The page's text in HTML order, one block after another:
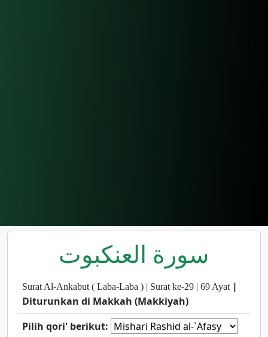
سورة العنكبوت
Surat Al-Ankabut ( Laba-Laba ) | Surat ke-29 | 69 Ayat|
Diturunkan di Makkah (Makkiyah)
Pilih qori' berikut: